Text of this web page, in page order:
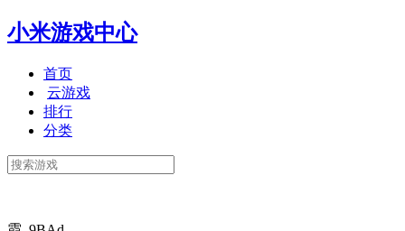
小米游戏中心
首页
云游戏
排行
分类